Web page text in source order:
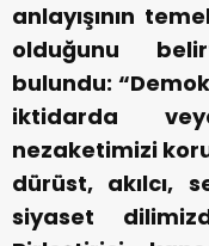
anlayışının
olduğunu
bulundu:
iktidarda
nezaketimizi
dürüst, akılcı,
siyaset